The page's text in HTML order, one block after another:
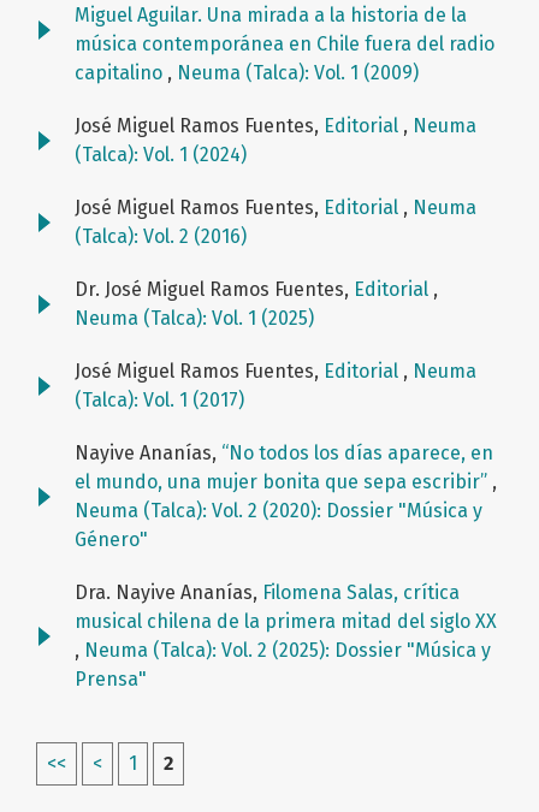
Miguel Aguilar. Una mirada a la historia de la
música contemporánea en Chile fuera del radio
capitalino , Neuma (Talca): Vol. 1 (2009)
José Miguel Ramos Fuentes, Editorial , Neuma
(Talca): Vol. 1 (2024)
José Miguel Ramos Fuentes, Editorial , Neuma
(Talca): Vol. 2 (2016)
Dr. José Miguel Ramos Fuentes, Editorial ,
Neuma (Talca): Vol. 1 (2025)
José Miguel Ramos Fuentes, Editorial , Neuma
(Talca): Vol. 1 (2017)
Nayive Ananías, “No todos los días aparece, en
el mundo, una mujer bonita que sepa escribir” ,
Neuma (Talca): Vol. 2 (2020): Dossier "Música y
Género"
Dra. Nayive Ananías, Filomena Salas, crítica
musical chilena de la primera mitad del siglo XX
, Neuma (Talca): Vol. 2 (2025): Dossier "Música y
Prensa"
<< < 1 2